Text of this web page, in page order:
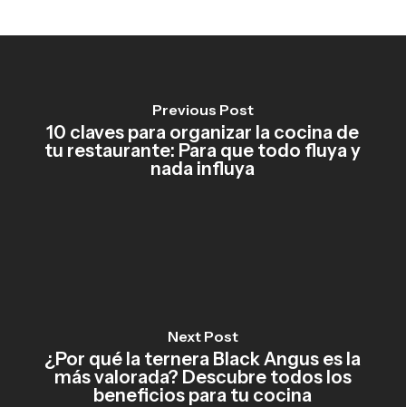
Previous Post
10 claves para organizar la cocina de
tu restaurante: Para que todo fluya y
nada influya
Next Post
¿Por qué la ternera Black Angus es la
más valorada? Descubre todos los
beneficios para tu cocina